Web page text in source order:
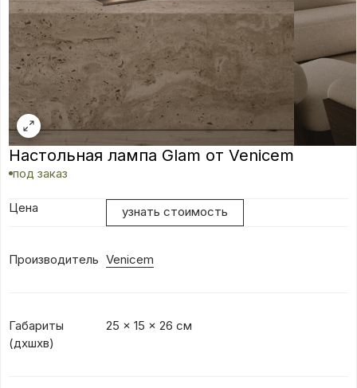
Настольная лампа Glam от Venicem
под заказ
Цена узнать стоимость
Производитель Venicem
Габариты
(дхшхв)
25 × 15 × 26 см